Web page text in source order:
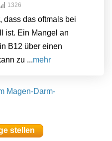
1326
dass das oftmals bei
ist. Ein Mangel an
B12 über einen
zu ...mehr
Magen-Darm-
stellen